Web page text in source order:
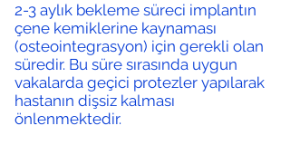
2-3 aylık bekleme süreci implantın
çene kemiklerine kaynaması
(osteointegrasyon) için gerekli olan
süredir. Bu süre sırasında uygun
vakalarda geçici protezler yapılarak
hastanın dişsiz kalması
önlenmektedir.